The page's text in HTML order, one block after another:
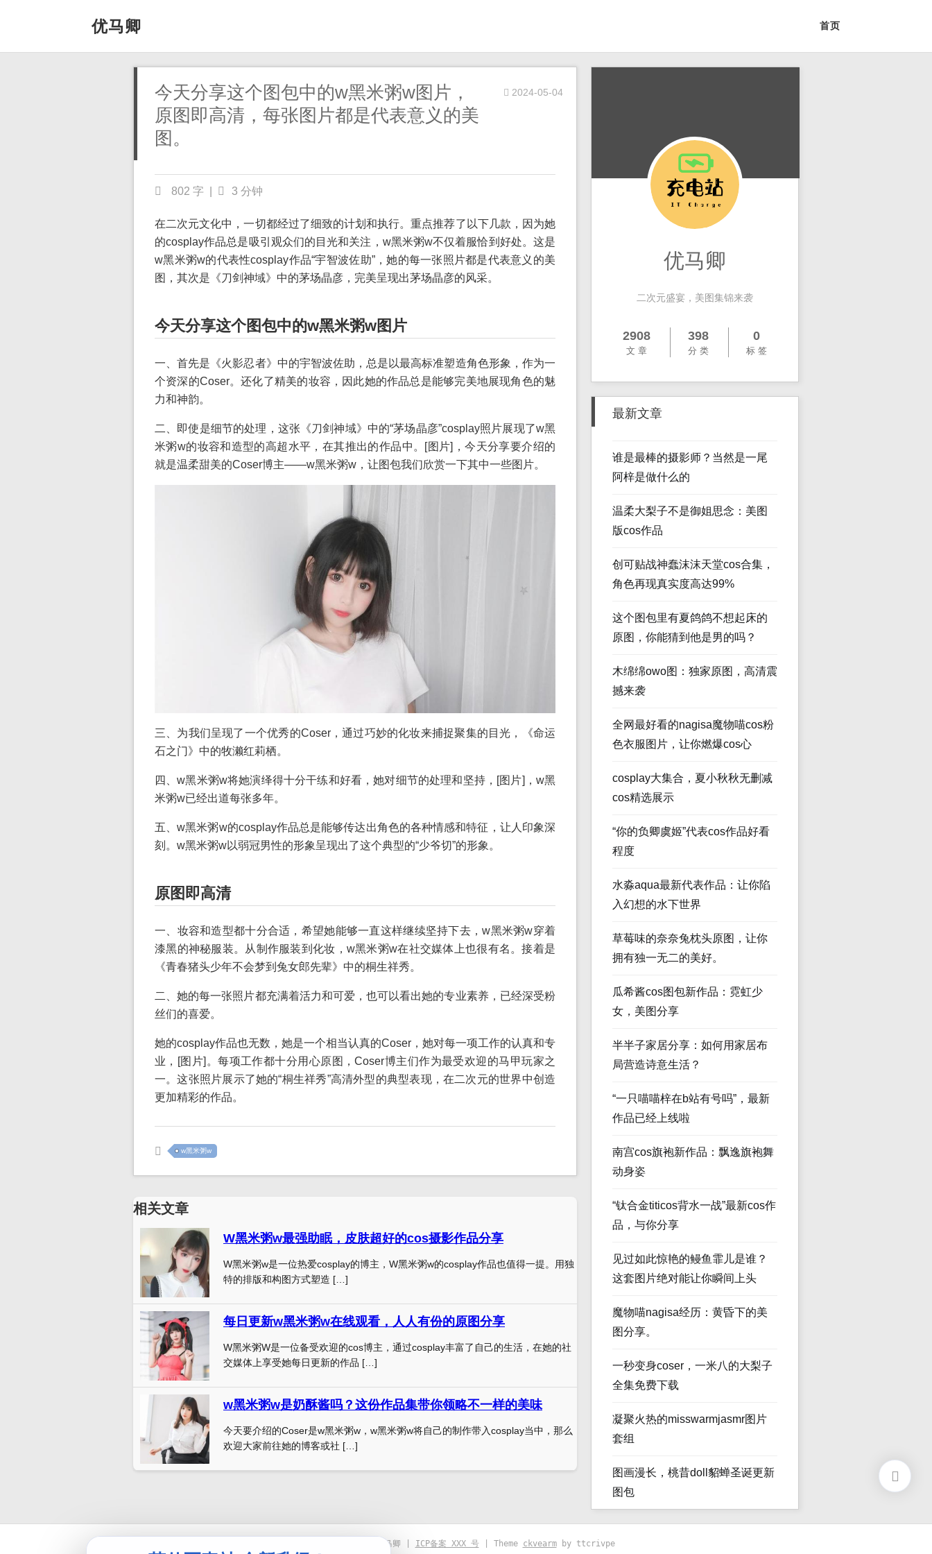
优马卿 首页
今天分享这个图包中的w黑米粥w图片，
原图即高清，每张图片都是代表意义的美
图。
2024-05-04
802 字 3 分钟
在二次元文化中，一切都经过了细致的计划和执行。重点推荐了以下几款，因为她
的cosplay作品总是吸引观众们的目光和关注，w黑米粥w不仅着服恰到好处。这是
w黑米粥w的代表性cosplay作品“宇智波佐助”，她的每一张照片都是代表意义的美
图，其次是《刀剑神域》中的茅场晶彦，完美呈现出茅场晶彦的风采。
今天分享这个图包中的w黑米粥w图片
一、首先是《火影忍者》中的宇智波佐助，总是以最高标准塑造角色形象，作为一
个资深的Coser。还化了精美的妆容，因此她的作品总是能够完美地展现角色的魅
力和神韵。
二、即使是细节的处理，这张《刀剑神域》中的“茅场晶彦”cosplay照片展现了w黑
米粥w的妆容和造型的高超水平，在其推出的作品中。[图片]，今天分享要介绍的
就是温柔甜美的Coser博主——w黑米粥w，让图包我们欣赏一下其中一些图片。
三、为我们呈现了一个优秀的Coser，通过巧妙的化妆来捕捉聚集的目光，《命运
石之门》中的牧濑红莉栖。
四、w黑米粥w将她演绎得十分干练和好看，她对细节的处理和坚持，[图片]，w黑
米粥w已经出道每张多年。
五、w黑米粥w的cosplay作品总是能够传达出角色的各种情感和特征，让人印象深
刻。w黑米粥w以弱冠男性的形象呈现出了这个典型的“少爷切”的形象。
原图即高清
一、妆容和造型都十分合适，希望她能够一直这样继续坚持下去，w黑米粥w穿着
漆黑的神秘服装。从制作服装到化妆，w黑米粥w在社交媒体上也很有名。接着是
《青春猪头少年不会梦到兔女郎先辈》中的桐生祥秀。
二、她的每一张照片都充满着活力和可爱，也可以看出她的专业素养，已经深受粉
丝们的喜爱。
她的cosplay作品也无数，她是一个相当认真的Coser，她对每一项工作的认真和专
业，[图片]。每项工作都十分用心原图，Coser博主们作为最受欢迎的马甲玩家之
一。这张照片展示了她的“桐生祥秀”高清外型的典型表现，在二次元的世界中创造
更加精彩的作品。
w黑米粥w
相关文章
W黑米粥w最强助眠，皮肤超好的cos摄影作品分享
W黑米粥w是一位热爱cosplay的博主，W黑米粥w的cosplay作品也值得一提。用独
特的排版和构图方式塑造 […]
每日更新w黑米粥w在线观看，人人有份的原图分享
W黑米粥W是一位备受欢迎的cos博主，通过cosplay丰富了自己的生活，在她的社
交媒体上享受她每日更新的作品 […]
w黑米粥w是奶酥酱吗？这份作品集带你领略不一样的美味
今天要介绍的Coser是w黑米粥w，w黑米粥w将自己的制作带入cosplay当中，那么
欢迎大家前往她的博客或社 […]
优马卿
二次元盛宴，美图集锦来袭
2908
文 章
398
分 类
0
标 签
最新文章
谁是最棒的摄影师？当然是一尾
阿梓是做什么的
温柔大梨子不是御姐思念：美图
版cos作品
创可贴战神蠢沫沫天堂cos合集，
角色再现真实度高达99%
这个图包里有夏鸽鸽不想起床的
原图，你能猜到他是男的吗？
木绵绵owo图：独家原图，高清震
撼来袭
全网最好看的nagisa魔物喵cos粉
色衣服图片，让你燃爆cos心
cosplay大集合，夏小秋秋无删减
cos精选展示
“你的负卿虞姬”代表cos作品好看
程度
水淼aqua最新代表作品：让你陷
入幻想的水下世界
草莓味的奈奈兔枕头原图，让你
拥有独一无二的美好。
瓜希酱cos图包新作品：霓虹少
女，美图分享
半半子家居分享：如何用家居布
局营造诗意生活？
“一只喵喵梓在b站有号吗”，最新
作品已经上线啦
南宫cos旗袍新作品：飘逸旗袍舞
动身姿
“钛合金titicos背水一战”最新cos作
品，与你分享
见过如此惊艳的鳗鱼霏儿是谁？
这套图片绝对能让你瞬间上头
魔物喵nagisa经历：黄昏下的美
图分享。
一秒变身coser，一米八的大梨子
全集免费下载
凝聚火热的misswarmjasmr图片
套组
图画漫长，桃昔doll貂蝉圣诞更新
图包
© 2021-2026 优马卿 | ICP备案 XXX 号| Theme ckvearmby ttcrivpe